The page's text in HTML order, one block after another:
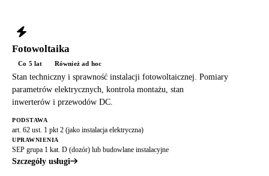
Fotowoltaika
Co 5 lat Również ad hoc
Stan techniczny i sprawność instalacji fotowoltaicznej. Pomiary
parametrów elektrycznych, kontrola montażu, stan
inwerterów i przewodów DC.
PODSTAWA
art. 62 ust. 1 pkt 2 (jako instalacja elektryczna)
UPRAWNIENIA
SEP grupa 1 kat. D (dozór) lub budowlane instalacyjne
Szczegóły usługi